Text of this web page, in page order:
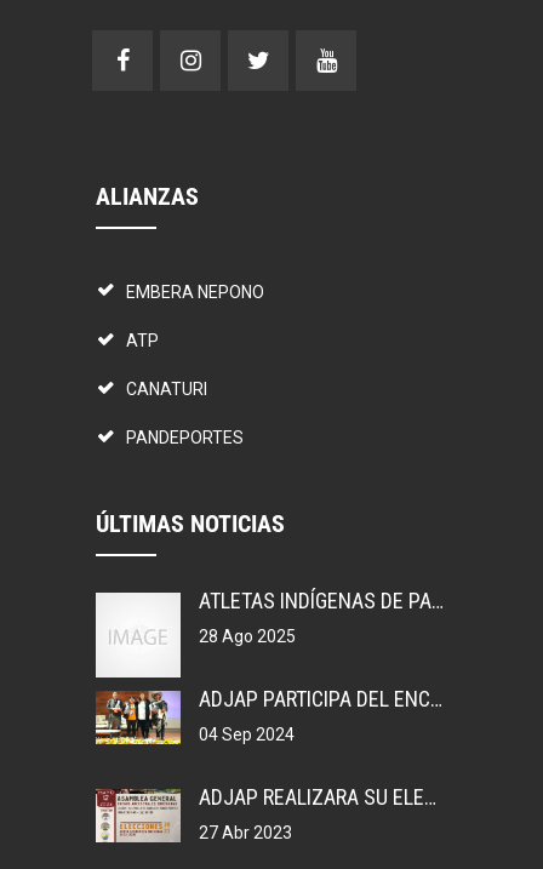
ALIANZAS
EMBERA NEPONO
ATP
CANATURI
PANDEPORTES
ÚLTIMAS NOTICIAS
ATLETAS INDÍGENAS DE PANAMÁ, GANAN MEDALLAS EN COLOMBIA.
28 Ago 2025
ADJAP PARTICIPA DEL ENCUENTRO DEPORTIVO EN MEXICO
04 Sep 2024
ADJAP REALIZARA SU ELECCIONES DE JUNTA DIRECTIVA NACIONAL, 2023
27 Abr 2023